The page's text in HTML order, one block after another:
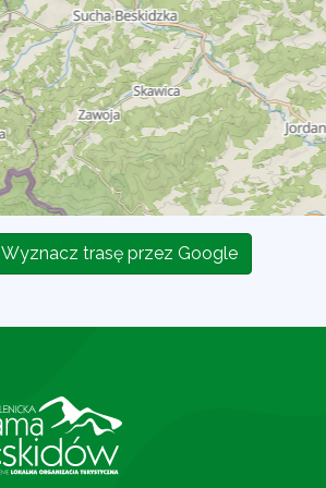
Wyznacz trasę przez Google